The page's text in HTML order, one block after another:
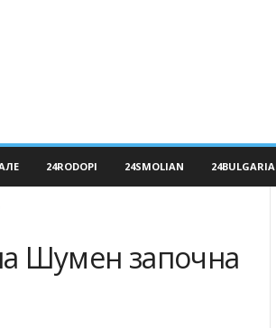
24RODOPI 24SMOLIAN 24BULGARIA
Шумен започна